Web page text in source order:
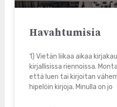
Havahtumisia
1) Vietän liikaa aikaa
kirjallisissa riennoissa.
että luen tai kirjoitan
hipelöin kirjoja. Minulla on jo